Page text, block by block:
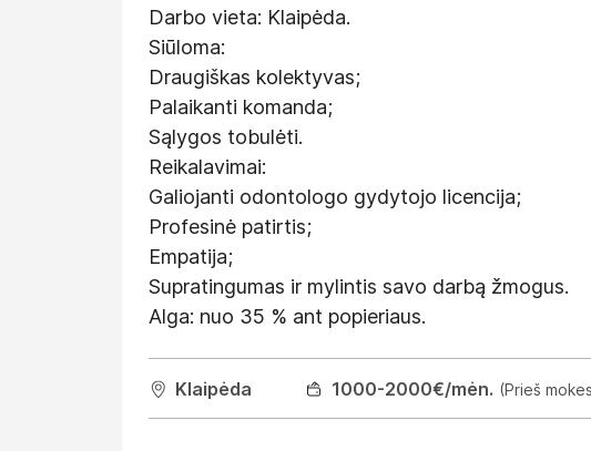
Darbo vieta: Klaipėda.
Siūloma:
Draugiškas kolektyvas;
Palaikanti komanda;
Sąlygos tobulėti.
Reikalavimai:
Galiojanti odontologo gydytojo licencija;
Profesinė patirtis;
Empatija;
Supratingumas ir mylintis savo darbą žmogus.
Alga: nuo 35 % ant popieriaus.
Klaipėda 1000-2000€/mėn. (Prieš